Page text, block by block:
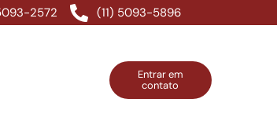
2572 (11) 5093-5896
Entrar em
contato